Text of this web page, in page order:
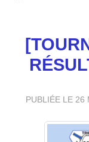
PUBLIÉE LE 26